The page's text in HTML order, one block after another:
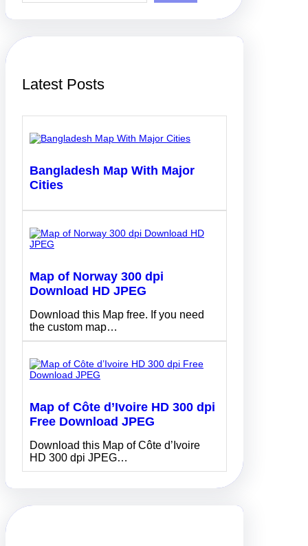
Latest Posts
Bangladesh Map With Major
Cities
Map of Norway 300 dpi
Download HD JPEG
Download this Map free. If you need
the custom map…
Map of Côte d’Ivoire HD 300 dpi
Free Download JPEG
Download this Map of Côte d’Ivoire
HD 300 dpi JPEG…